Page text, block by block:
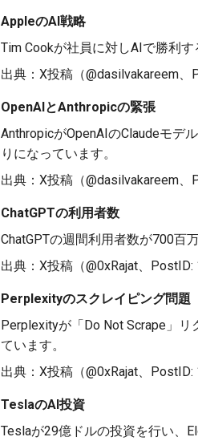
AppleのAI戦略
Tim Cookが社員に対しAIで勝利
出典：X投稿（@dasilvakareem、
OpenAIとAnthropicの緊張
AnthropicがOpenAIのClaudeモデ
りになっています。
出典：X投稿（@dasilvakareem、
ChatGPTの利用者数
ChatGPTの週間利用者数が700百
出典：X投稿（@0xRajat、PostID:
Perplexityのスクレイピング問題
Perplexityが「Do Not Scrape」
ています。
出典：X投稿（@0xRajat、PostID:
TeslaのAI投資
Teslaが29億ドルの投資を行い、